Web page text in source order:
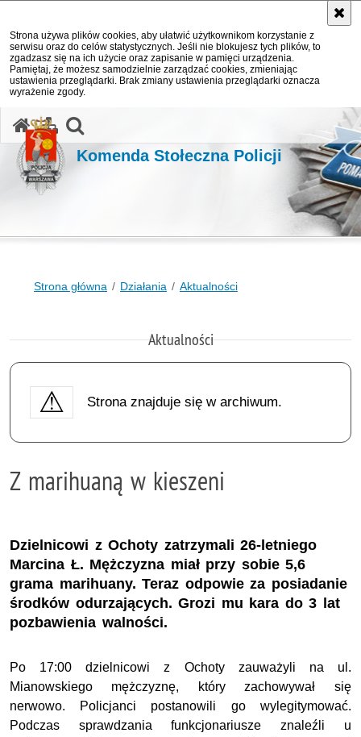
Strona używa plików cookies, aby ułatwić użytkownikom korzystanie z
serwisu oraz do celów statystycznych. Jeśli nie blokujesz tych plików, to
zgadzasz się na ich użycie oraz zapisanie w pamięci urządzenia.
Pamiętaj, że możesz samodzielnie zarządzać cookies, zmieniając
ustawienia przeglądarki. Brak zmiany ustawienia przeglądarki oznacza
wyrażenie zgody.
Komenda Stołeczna Policji
Strona główna Działania Aktualności
Aktualności
Strona znajduje się w archiwum.
Z marihuaną w kieszeni
Dzielnicowi z Ochoty zatrzymali 26-letniego
Marcina Ł. Mężczyzna miał przy sobie 5,6
grama marihuany. Teraz odpowie za posiadanie
środków odurzających. Grozi mu kara do 3 lat
pozbawienia walności.
Po 17:00 dzielnicowi z Ochoty zauważyli na ul.
Mianowskiego mężczyznę, który zachowywał się
nerwowo. Policjanci postanowili go wylegitymować.
Podczas sprawdzania funkcjonariusze znaleźli u